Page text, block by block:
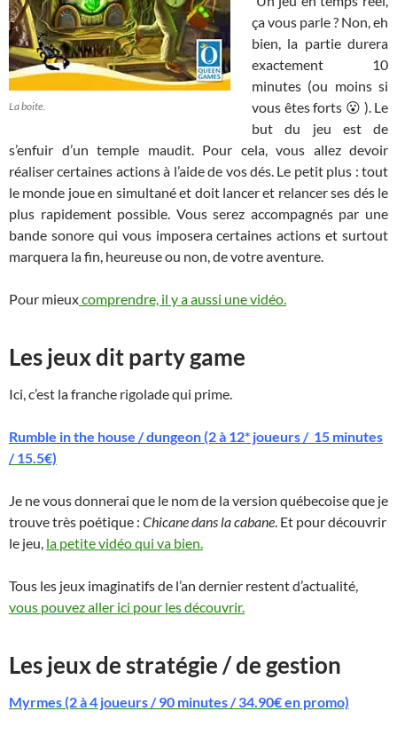
La boite.
ça vous parle ? Non, eh
bien, la partie durera
exactement 10
minutes (ou moins si
vous êtes forts 😮 ). Le
but du jeu est de
s’enfuir d’un temple maudit. Pour cela, vous allez devoir
réaliser certaines actions à l’aide de vos dés. Le petit plus : tout
le monde joue en simultané et doit lancer et relancer ses dés le
plus rapidement possible. Vous serez accompagnés par une
bande sonore qui vous imposera certaines actions et surtout
marquera la fin, heureuse ou non, de votre aventure.
Pour mieuxcomprendre, il y a aussi une vidéo.
Les jeux dit party game
Ici, c’est la franche rigolade qui prime.
Rumble in the house / dungeon (2 à 12* joueurs / 15 minutes
/ 15.5€)
Je ne vous donnerai que le nom de la version québecoise que je
trouve très poétique : Chicane dans la cabane. Et pour découvrir
le jeu, la petite vidéo qui va bien.
Tous les jeux imaginatifs de l’an dernier restent d’actualité,
vous pouvez aller ici pour les découvrir.
Les jeux de stratégie / de gestion
Myrmes (2 à 4 joueurs / 90 minutes / 34.90€ en promo)